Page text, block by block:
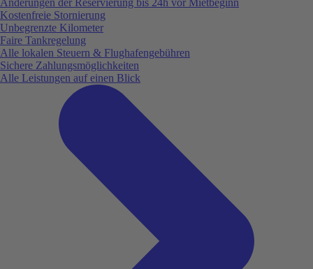
Kostenfreie Stornierung
Unbegrenzte Kilometer
Faire Tankregelung
Alle lokalen Steuern & Flughafengebühren
Sichere Zahlungsmöglichkeiten
Alle Leistungen auf einen Blick